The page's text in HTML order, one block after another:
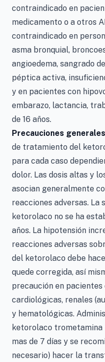
contraindicado en
medicamento o a otros
contraindicado en
asma bronquial,
angioedema, sangrado
péptica activa,
y en pacientes con
embarazo, lactancia,
de 16 años.
Precauciones
de tratamiento del
para cada caso
dolor. Las dosis altas y
asocian generalmente
reacciones adversas. La
ketorolaco no se ha
años. La hipotensión
reacciones adversas
del ketorolaco debe
quede corregida, así
precaución en
cardiológicas, renales
y hematológicas.
ketorolaco
mas de 7 días y se
necesario) hacer la